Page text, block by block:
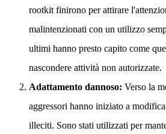
rootkit finirono per attirare
malintenzionati con un utilizzo
ultimi hanno presto capito come
nascondere attività non autorizzate.
Adattamento dannoso: Verso la
aggressori hanno iniziato a
illeciti. Sono stati utilizzati per